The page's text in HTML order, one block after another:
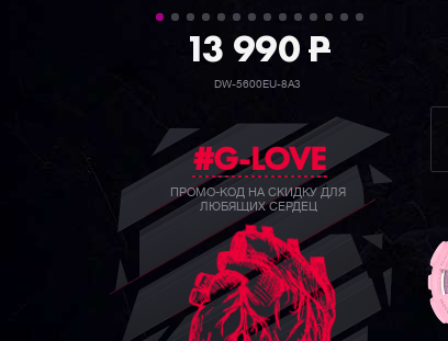
39 990P
GW-B5600BC-1B
#G-LOVE
ПРОМО-КОД НА СКИДКУ ДЛЯ
ЛЮБЯЩИХ СЕРДЕЦ